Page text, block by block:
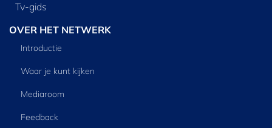
Tv‑gids
OVER HET NETWERK
Introductie
Waar je kunt kijken
Mediaroom
Feedback